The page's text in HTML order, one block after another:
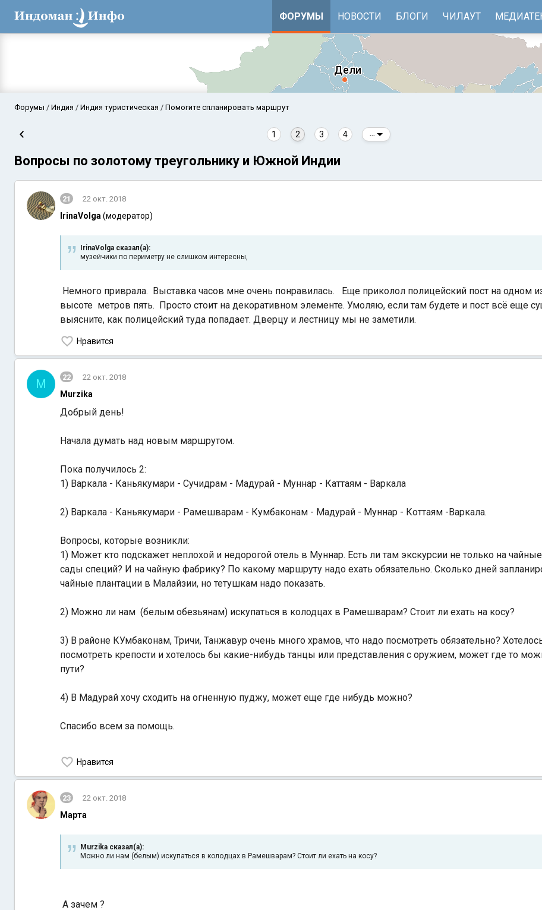
ФОРУМЫ НОВОСТИ БЛОГИ ЧИЛАУТ
Индийский океан
Форумы Индия Индия туристическая Помогите спланировать маршрут
1 2 3 4
Вопросы по золотому треугольнику и Южной Индии
21 22 окт. 2018
IrinaVolga (модератор)
IrinaVolga сказал(а):
музейчики по периметру не слишком интересны,
Немного приврала. Выставка часов мне очень понравилась. Еще приколол полицейский пост на одном
высоте метров пять. Просто стоит на декоративном элементе. Умоляю, если там будете и пост всё еще
выясните, как полицейский туда попадает. Дверцу и лестницу мы не заметили.
Нравится
M 22 22 окт. 2018
Murzika
Добрый день!
Начала думать над новым маршрутом.
Пока получилось 2:
1) Варкала - Каньякумари - Сучидрам - Мадурай - Муннар - Каттаям - Варкала
2) Варкала - Каньякумари - Рамешварам - Кумбаконам - Мадурай - Муннар - Коттаям -Варкала.
Вопросы, которые возникли:
1) Может кто подскажет неплохой и недорогой отель в Муннар. Есть ли там экскурсии не только на
сады специй? И на чайную фабрику? По какому маршруту надо ехать обязательно. Сколько дней
чайные плантации в Малайзии, но тетушкам надо показать.
2) Можно ли нам (белым обезьянам) искупаться в колодцах в Рамешварам? Стоит ли ехать на косу?
3) В районе КУмбаконам, Тричи, Танжавур очень много храмов, что надо посмотреть обязательно?
посмотреть крепости и хотелось бы какие-нибудь танцы или представления с оружием, может где то
пути?
4) В Мадурай хочу сходить на огненную пуджу, может еще где нибудь можно?
Спасибо всем за помощь.
Нравится
23 22 окт. 2018
Марта
Murzika сказал(а):
Можно ли нам (белым) искупаться в колодцах в Рамешварам? Стоит ли ехать на косу?
А зачем ?